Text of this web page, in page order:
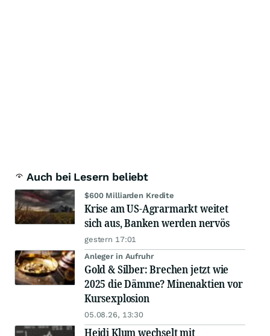
Auch bei Lesern beliebt
$600 Milliarden Kredite
Krise am US-Agrarmarkt weitet
sich aus, Banken werden nervös
gestern 17:01
Anleger in Aufruhr
Gold & Silber: Brechen jetzt wie
2025 die Dämme? Minenaktien vor
Kursexplosion
05.08.26, 13:30
Heidi Klum wechselt mit